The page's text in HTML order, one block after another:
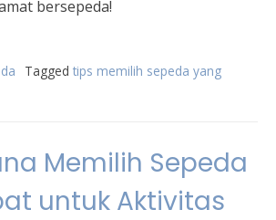
bersepeda!
Tagged tips memilih sepeda yang
Memilih Sepeda
untuk Aktivitas